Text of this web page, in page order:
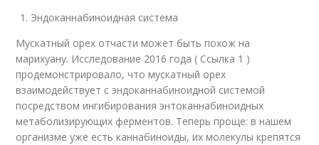
Эндоканнабиноидная система
Мускатный орех отчасти может быть похож на
марихуану. Исследование 2016 года ( Ссылка 1 )
продемонстрировало, что мускатный орех
взаимодействует с эндоканнабиноидной системой
посредством ингибирования энтоканнабиноидных
метаболизирующих ферментов. Теперь проще: в нашем
организме уже есть каннабиноиды, их молекулы крепятся